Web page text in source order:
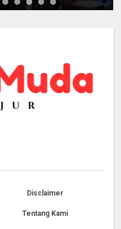
Disclaimer
Tentang Kami